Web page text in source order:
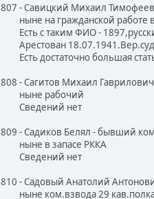
807 - Савицкий Михаил
ныне на гражданской работе
Есть с таким ФИО -
Арестован
Есть достаточно большая
808 - Сагитов Михаил
ныне рабочий
Сведений нет
809 - Садиков Белял - бывший
ныне в запасе РККА
Сведений нет
810 - Садовый Анатолий
ныне ком.взвода 29